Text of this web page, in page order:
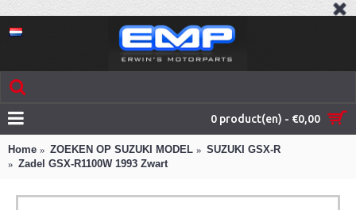
0 product(en) - €0,00
Home ZOEKEN OP SUZUKI MODEL
SUZUKI GSX-R
Zadel GSX-R1100W 1993 Zwart